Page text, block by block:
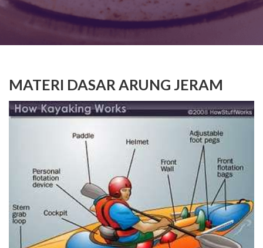
MATERI DASAR ARUNG JERAM